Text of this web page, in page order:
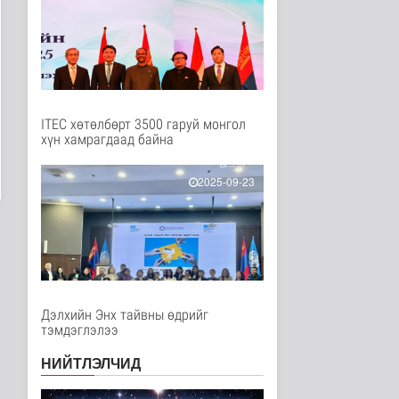
13 цаг 51 минутын өмнө
Төслийн эхний 87 км-
ээс цааш үргэлжлэх
хэсгүүдэд..
13 цаг 2 минутын өмнө
аас сар бүр 12-15
мянган тонн..
Улс төр
13 цаг 8 минутын өмнө
Газар чөлөөлөлт, нөхөн
олговрын асуудлыг
хуулийн..
13 цаг 11 минутын өмнө
могойд хатгуулахаас
сэрэмжлээрэй
Эрүүл мэнд
ITEC хөтөлбөрт 3500 гаруй монгол
хүн хамрагдаад байна
2025-09-23
Дэлхийн Энх тайвны өдрийг
тэмдэглэлээ
НИЙТЛЭЛЧИД